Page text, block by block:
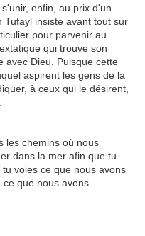
enfin, au prix d'un
Tufayl insiste avant tout sur
pour parvenir au
qui trouve son
avec Dieu. Puisque cette
aspirent les gens de la
à ceux qui le désirent,
les chemins où nous
dans la mer afin que tu
voies ce que nous avons
que nous avons